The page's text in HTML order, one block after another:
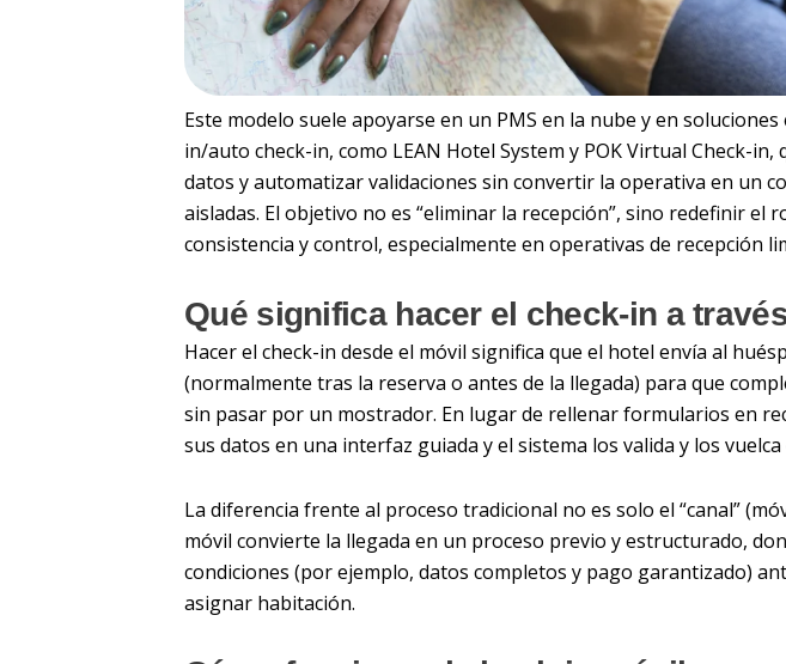
Este modelo suele apoyarse en un PMS en la nube y en soluciones
in/auto check-in, como LEAN Hotel System y POK Virtual Check-
datos y automatizar validaciones sin convertir la operativa en un
aisladas. El objetivo no es “eliminar la recepción”, sino redefinir el
consistencia y control, especialmente en operativas de recepción
Qué significa hacer el check-in a
Hacer el check-in desde el móvil significa que el hotel envía al
(normalmente tras la reserva o antes de la llegada) para que
sin pasar por un mostrador. En lugar de rellenar formularios en
sus datos en una interfaz guiada y el sistema los valida y los vuelca
La diferencia frente al proceso tradicional no es solo el “canal”
móvil convierte la llegada en un proceso previo y estructurado,
condiciones (por ejemplo, datos completos y pago garantizado)
asignar habitación.